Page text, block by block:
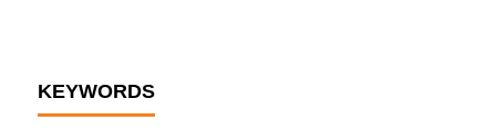
KEYWORDS